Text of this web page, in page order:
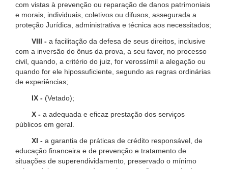
com vistas à prevenção ou reparação de danos patrimoniais
e morais, individuais, coletivos ou difusos, assegurada a
proteção Jurídica, administrativa e técnica aos necessitados;
VIII - a facilitação da defesa de seus direitos, inclusive
com a inversão do ônus da prova, a seu favor, no processo
civil, quando, a critério do juiz, for verossímil a alegação ou
quando for ele hipossuficiente, segundo as regras ordinárias
de experiências;
IX - (Vetado);
X - a adequada e eficaz prestação dos serviços
públicos em geral.
XI - a garantia de práticas de crédito responsável, de
educação financeira e de prevenção e tratamento de
situações de superendividamento, preservado o mínimo